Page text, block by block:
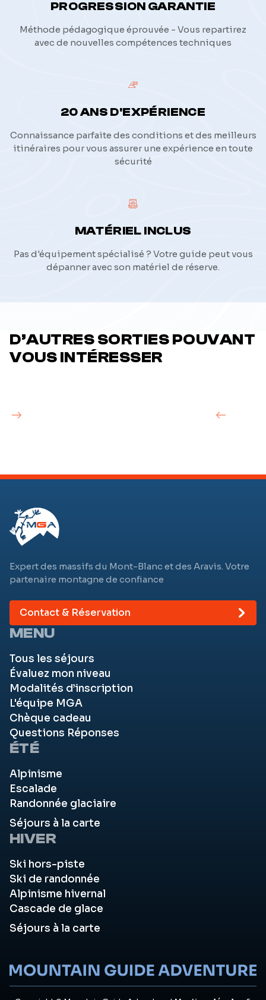
PROGRESSION GARANTIE
Méthode pédagogique éprouvée - Vous repartirez
avec de nouvelles compétences techniques
20 ANS D'EXPÉRIENCE
Connaissance parfaite des conditions et des meilleurs
itinéraires pour vous assurer une expérience en toute
sécurité
MATÉRIEL INCLUS
Pas d'équipement spécialisé ? Votre guide peut vous
dépanner avec son matériel de réserve.
D’AUTRES SORTIES POUVANT
VOUS INTÉRESSER
Expert des massifs du Mont-Blanc et des Aravis. Votre
partenaire montagne de confiance
Contact & Réservation
MENU
Tous les séjours
Évaluez mon niveau
Modalités d’inscription
L'équipe MGA
Chèque cadeau
Questions Réponses
ÉTÉ
Alpinisme
Escalade
Randonnée glaciaire
Séjours à la carte
HIVER
Ski hors-piste
Ski de randonnée
Alpinisme hivernal
Cascade de glace
Séjours à la carte